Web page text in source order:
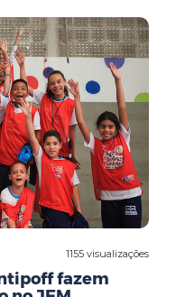
1155 visualizações
fazem